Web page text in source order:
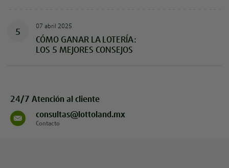
5 07 abril 2025
CÓMO GANAR LA LOTERÍA:
LOS 5 MEJORES CONSEJOS
24/7 Atención al cliente
consultas@lottoland.mx
Contacto